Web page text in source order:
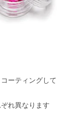
ーティングして
れ異なります